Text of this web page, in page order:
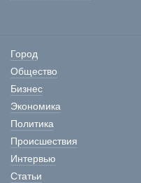
Город
Общество
Бизнес
Экономика
Политика
Происшествия
Интервью
Статьи